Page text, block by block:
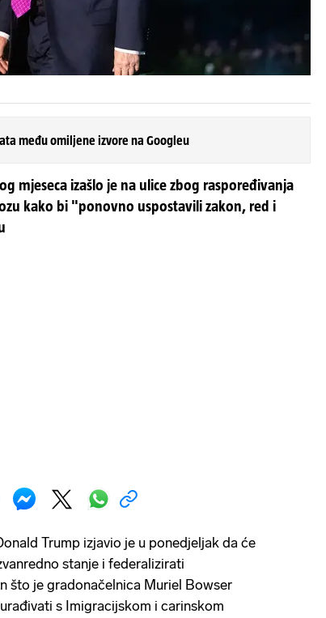
među omiljene izvore na Googleu
mjeseca izašlo je na ulice zbog raspoređivanja
kako bi "ponovno uspostavili zakon, red i
Trump izjavio je u ponedjeljak da će
stanje i federalizirati
što je gradonačelnica Muriel Bowser
​​s Imigracijskom i carinskom